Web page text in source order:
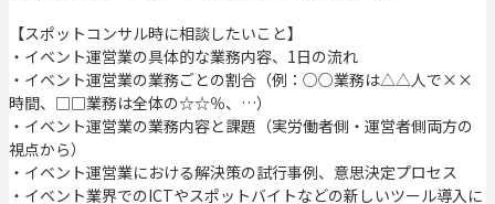
【スポットコンサル時に相談したいこと】
・イベント運営業の具体的な業務内容、1日の流れ
・イベント運営業の業務ごとの割合（例：○○業務は△△人で××
時間、□□業務は全体の☆☆％、…）
・イベント運営業の業務内容と課題（実労働者側・運営者側両方の
視点から）
・イベント運営業における解決策の試行事例、意思決定プロセス
・イベント業界でのICTやスポットバイトなどの新しいツール導入に